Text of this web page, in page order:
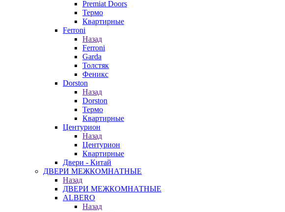
Premiat Doors
Термо
Квартирные
Ferroni
Назад
Ferroni
Garda
Толстяк
Феникс
Dorston
Назад
Dorston
Термо
Квартирные
Центурион
Назад
Центурион
Квартирные
Двери - Китай
ДВЕРИ МЕЖКОМНАТНЫЕ
Назад
ДВЕРИ МЕЖКОМНАТНЫЕ
ALBERO
Назад